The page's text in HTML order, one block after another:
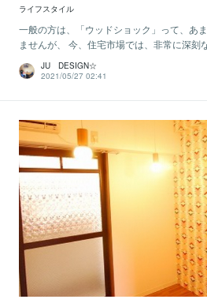
ライフスタイル
一般の方は、「ウッドショック」って、あ
ませんが、 今、住宅市場では、非常に深刻
JU DESIGN☆
2021/05/27 02:41